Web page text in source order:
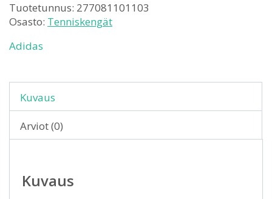
Tuotetunnus: 277081101103
Osasto: Tenniskengät
Adidas
Kuvaus
Arviot (0)
Kuvaus